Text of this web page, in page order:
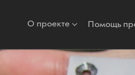
О проекте Помощь